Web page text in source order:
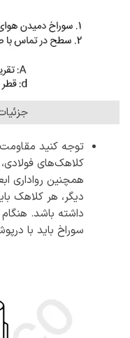
توجه کنید مقاومت
دیگر، هر کلاهک
داشته باشد. هنگام
سوراخ باید با